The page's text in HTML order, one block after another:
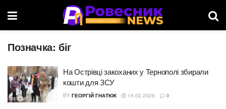
Позначка: біг
На Острівці закоханих у Тернополі збирали
кошти для ЗСУ
BY ГЕОРГІЙ ГНАТЮК 14.02.2026 0